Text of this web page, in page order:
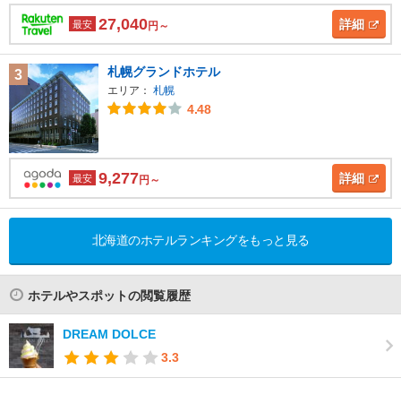
最安 27,040円～ 詳細
3 札幌グランドホテル
エリア： 札幌
4.48
最安 9,277円～ 詳細
北海道のホテルランキングをもっと見る
ホテルやスポットの閲覧履歴
DREAM DOLCE
3.3